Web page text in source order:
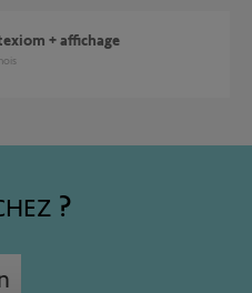
+ affichage